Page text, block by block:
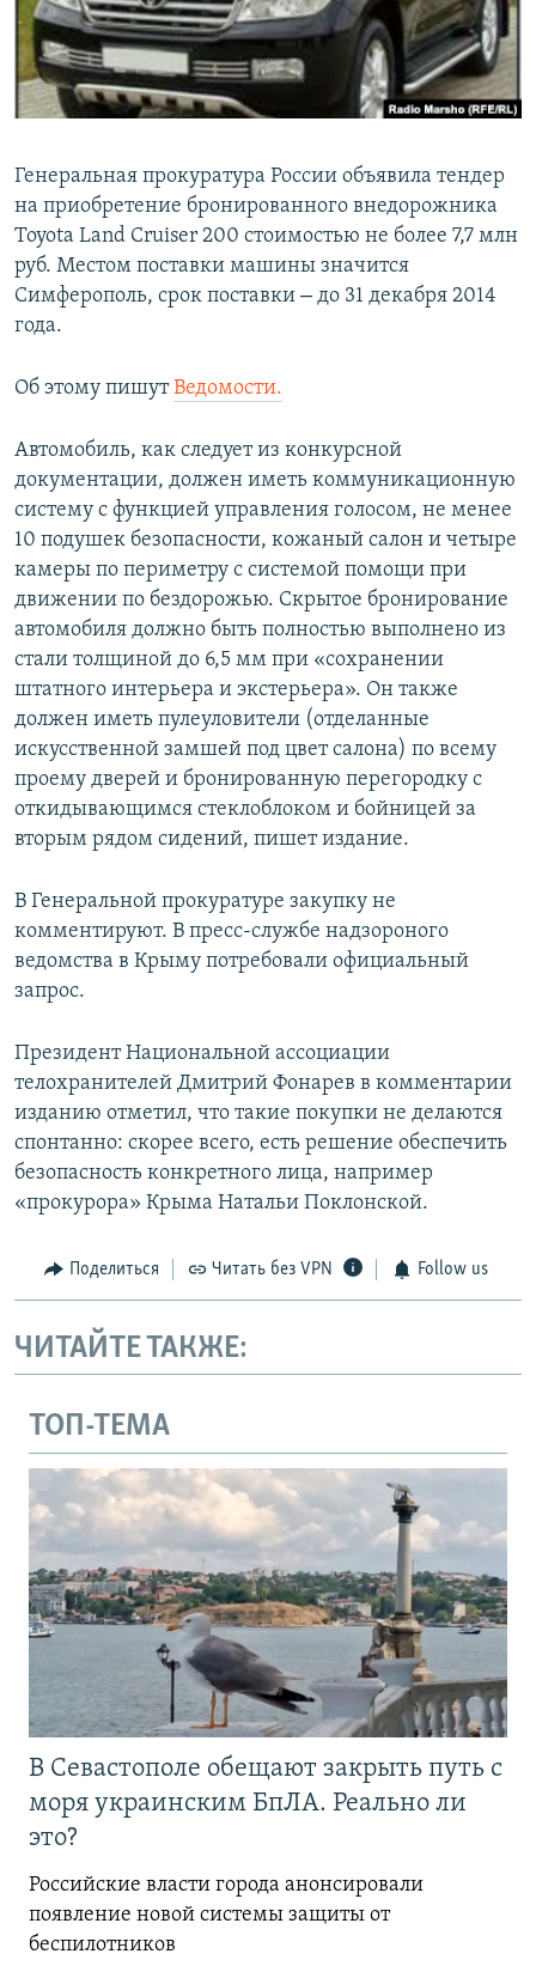
ПОБЕДИТЕЛЕЙ НЕ СУДЯТ?
КРЫМ.НЕПОКОРЕННЫЙ
ELIFBE
ПРИСОЕДИНЯЙТЕСЬ!
Все сайты RFE/RL
Генеральная прокуратура России объ­явила тендер
на приобретение бронированного внедорожника
Toyota Land Cruiser 200 стоимостью не более 7,7 млн
руб. Мес­том поставки машины значится
Симферополь, срок поставки – до 31 декабря 2014
года.
Об этому пишутВедомости.
Автомобиль, как следует из конкурсной
документации, должен иметь коммуникационную
систему с функцией управления голосом, не менее
10 подушек безопасности, кожаный салон и четыре
камеры по периметру с системой помощи при
движении по бездорожью. Скрытое бронирование
автомобиля должно быть полностью выполнено из
стали толщиной до 6,5 мм при «сохранении
штатного интерьера и экстерьера». Он также
должен иметь пулеуловители (отделанные
искусственной замшей под цвет салона) по всему
проему дверей и бронированную перегородку с
откидывающимся стеклоблоком и бойницей за
вторым рядом сидений, пишет издание.
В Генеральной прокуратуре закупку не
комментируют. В пресс-службе надзороного
ведомства в Крыму потребовали официальный
запрос.
Президент Национальной ассоциации
телохранителей Дмитрий Фонарев в комментарии
изданию отметил, что такие покупки не делаются
спонтанно: скорее всего, есть решение обеспечить
безопасность конкретного лица, например
«прокурора» Крыма Натальи Поклонской.
Поделиться Читать без VPN Follow us
ЧИТАЙТЕ ТАКЖЕ:
ТОП-ТЕМА
В Севастополе обещают закрыть путь с
моря украинским БпЛА. Реально ли
это?
Российские власти города анонсировали
появление новой системы защиты от
беспилотников